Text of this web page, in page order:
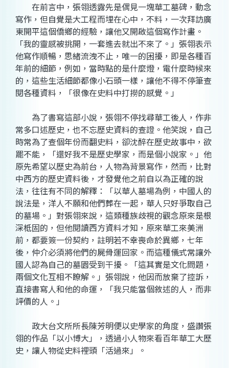
在前言中，張翎透露先是偶見一塊華工墓碑，動念
寫作，但自覺是大工程而埋在心中，不料，一次拜訪廣
東開平這個僑鄉的經驗，讓他又開啟這個寫作計畫。
「我的靈感被挑開，一套進去就出不來了。」張翎表示
他寫作順暢，思緒流洩不止，唯一的困擾，即是各種百
年前的細節，例如，當時點的是什麼燈，電什麼時候來
的，這些生活細節都像小石頭一樣，讓他不得不停筆查
閱各種資料，「很像在史料中打撈的感覺。」
為了書寫這部小說，張翎不停找尋華工後人，作非
常多口述歷史，也不忘歷史資料的查證。他笑說，自己
時常為了查個年份而翻史料，卻沈醉在歷史故事中，欲
罷不能，「還好我不是歷史學家，而是個小說家。」他
原先希望以歷史為前台，人物為背景寫作，然而，比對
中西方的歷史資料後，才發覺他之前自以為正確的說
法，往往有不同的解釋：「以華人墓場為例，中國人的
說法是，洋人不願和他們葬在一起，華人只好爭取自己
的墓場。」對張翎來說，這類種族歧視的觀念原來是根
深柢固的，但他閱讀西方資料才知，原來華工來美洲
前，都要簽一份契約，註明若不幸喪命於異鄉，七年
後，仲介必須將他們的屍骨運回家。而這種儀式常讓外
國人認為自己的墓園受到干擾。「這其實是文化問題，
兩個文化互相不瞭解。」張翎說，他因而放棄了控訴，
直接書寫人和他的命運，「我只能當個敘述的人，而非
評價的人。」
政大台文所所長陳芳明便以史學家的角度，盛讚張
翎的作品「以小博大」，透過小人物來看百年華工大歷
史，讓人物從史料裡頭「活過來」。